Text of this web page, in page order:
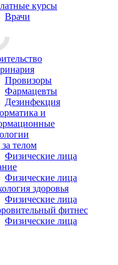
курсы
Врачи
Провизоры
Фармацевты
Дезинфекция
и
телом
Физические лица
Физические лица
здоровья
Физические лица
фитнес
Физические лица